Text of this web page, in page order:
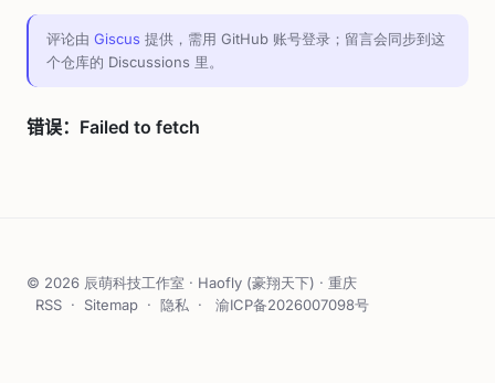
评论由 Giscus 提供，需用 GitHub 账号登录；留言会同步到这
个仓库的 Discussions 里。
© 2026 辰萌科技工作室 · Haofly (豪翔天下) · 重庆
RSS · Sitemap · 隐私 · 渝ICP备2026007098号